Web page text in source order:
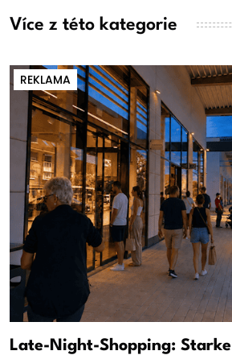
Více z této kategorie
REKLAMA
Late-Night-Shopping: Starke